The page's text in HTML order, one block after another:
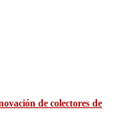
de colectores de